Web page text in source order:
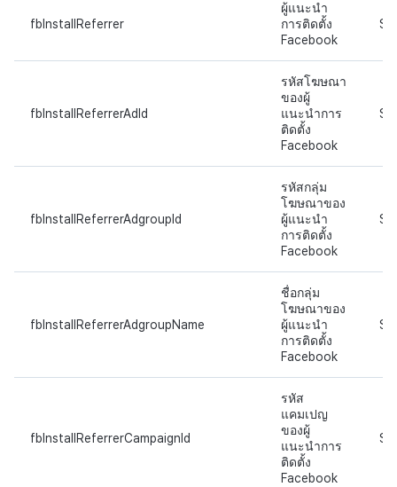
fbInstallReferrer
ผู้แนะนำ
การติดตั้ง
Facebook
fbInstallReferrerAdId
รหัสโฆษณา
ของผู้
แนะนำการ
ติดตั้ง
Facebook
fbInstallReferrerAdgroupId
รหัสกลุ่ม
โฆษณาของ
ผู้แนะนำ
การติดตั้ง
Facebook
fbInstallReferrerAdgroupName
ชื่อกลุ่ม
โฆษณาของ
ผู้แนะนำ
การติดตั้ง
Facebook
fbInstallReferrerCampaignId
รหัส
แคมเปญ
ของผู้
แนะนำการ
ติดตั้ง
Facebook